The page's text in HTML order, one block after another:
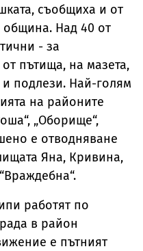
съобщиха и от
община. Над 40 от
- за
пътища, на мазета,
и подлези. Най-голям
на районите
„Оборище“,
е отводняване
Яна, Кривина,
работят по
в район
е пътният